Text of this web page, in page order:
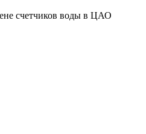
счетчиков воды в ЦАО